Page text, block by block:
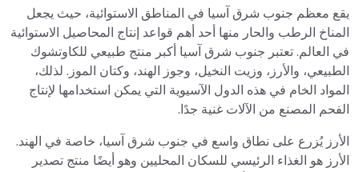
يقع معظم جنوب شرق آسيا في المناطق الاستوائية، حيث يجعل
المناخ الرطب والحار منها أحد أهم قواعد إنتاج المحاصيل الاستوائية
في العالم. تعتبر جنوب شرق آسيا أكبر منتج طبيعي للكاوتشوك
الطبيعي، والأرز، وزيت النخيل، وجوز الهند، وكتان الموز. لذلك،
المواد الخام في هذه الدول الآسيوية التي يمكن استخدامها لإنتاج
الفحم المصنع من الآلات غنية جدًا.
الأرز يُزرع على نطاق واسع في جنوب شرق آسيا، خاصة في الهند.
الأرز هو الغذاء الرئيسي للسكان المحليين وهو أيضًا منتج تصدير